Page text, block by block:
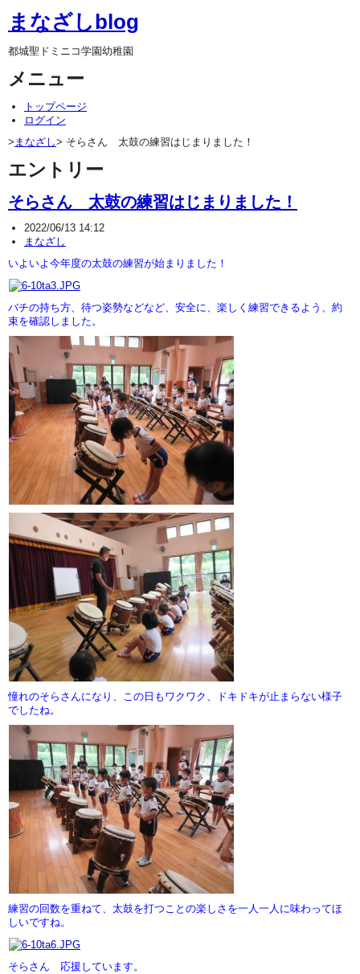
まなざしblog
都城聖ドミニコ学園幼稚園
メニュー
トップページ
ログイン
> まなざし> そらさん 太鼓の練習はじまりました！
エントリー
そらさん 太鼓の練習はじまりました！
2022/06/13 14:12
まなざし
いよいよ今年度の太鼓の練習が始まりました！
バチの持ち方、待つ姿勢などなど、安全に、楽しく練習できるよう、約
束を確認しました。
憧れのそらさんになり、この日もワクワク、ドキドキが止まらない様子
でしたね。
練習の回数を重ねて、太鼓を打つことの楽しさを一人一人に味わってほ
しいですね。
そらさん 応援しています。